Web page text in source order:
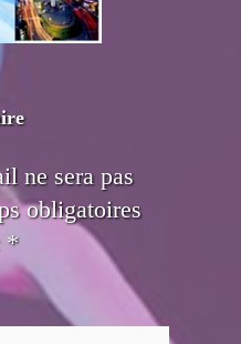
ne sera pas
obligatoires
*